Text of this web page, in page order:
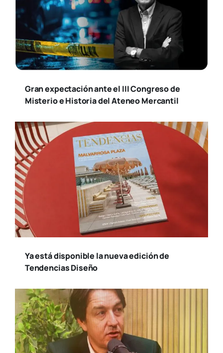
Gran expectación ante el III Congreso de
Misterio e Historia del Ateneo Mercantil
Ya está disponible la nueva edición de
Tendencias Diseño